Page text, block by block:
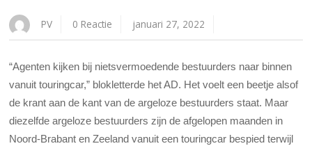
PV 0 Reactie januari 27, 2022
“Agenten kijken bij nietsvermoedende bestuurders naar binnen
vanuit touringcar,” blokletterde het AD. Het voelt een beetje alsof
de krant aan de kant van de argeloze bestuurders staat. Maar
diezelfde argeloze bestuurders zijn de afgelopen maanden in
Noord-Brabant en Zeeland vanuit een touringcar bespied terwijl